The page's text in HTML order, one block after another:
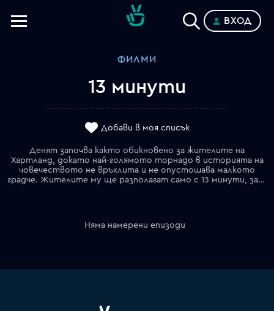
ВХОД
ФИЛМИ
13 минути
Добави в моя списък
Денят започва както обикновено за жителите на
Хартланд, докато най-голямото торнадо в историята на
човечеството не връхлита и не опустошава малкото
градче. Жителите му ще разполагат само с 13 минути, за да стигнат до безопасно убежище.
Няма намерени епизоди